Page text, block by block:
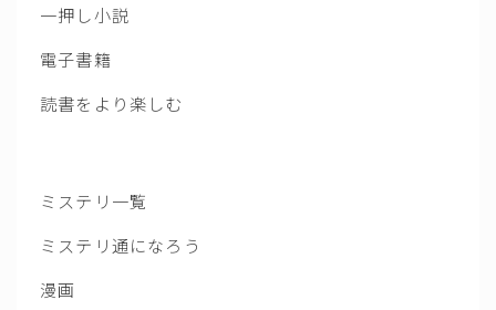
一押し小説
電子書籍
読書をより楽しむ
ミステリ一覧
ミステリ通になろう
漫画